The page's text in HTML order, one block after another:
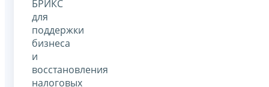
БРИКС
для
поддержки
бизнеса
и
восстановления
налоговых